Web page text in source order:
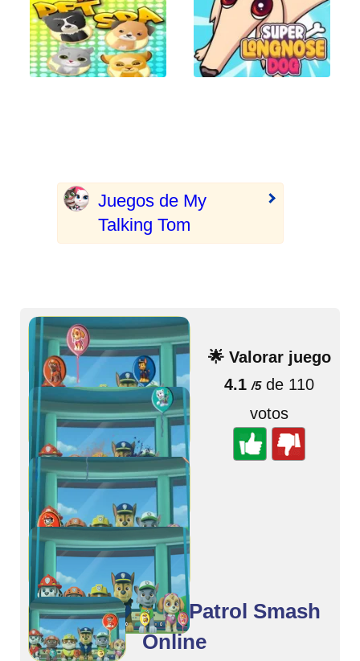
Juegos de My
Talking Tom
🌟 Valorar juego
4.1 /5de 110
votos
Paw Patrol Smash
Online